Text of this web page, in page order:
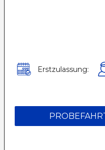
Erstzulassung: